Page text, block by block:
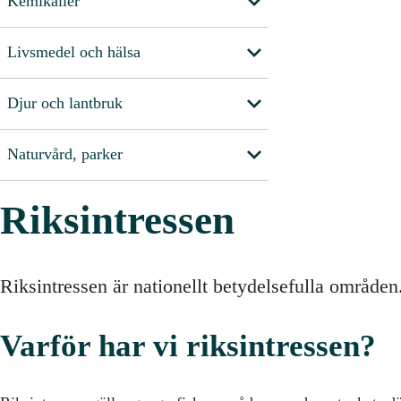
Livsmedel och hälsa
Djur och lantbruk
Naturvård, parker
Riksintressen
Riksintressen är nationellt betydelsefulla
Varför har vi riksintressen?